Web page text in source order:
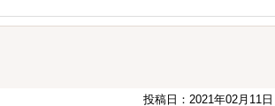
投稿日：2021年02月11日